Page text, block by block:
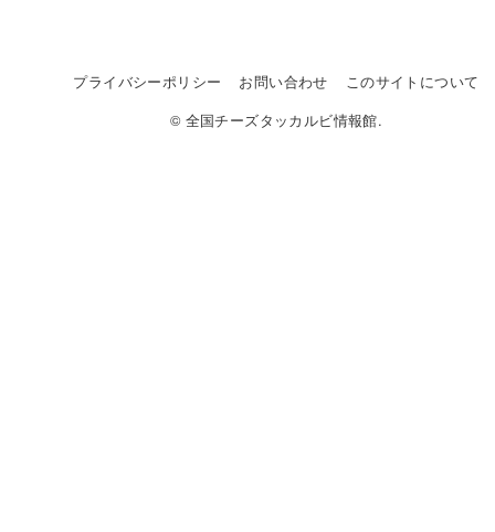
プライバシーポリシー お問い合わせ
このサイトについて
© 全国チーズタッカルビ情報館.